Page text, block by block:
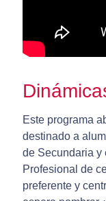
Este programa
destinado a
de Secundaria y
Profesional de
preferente y